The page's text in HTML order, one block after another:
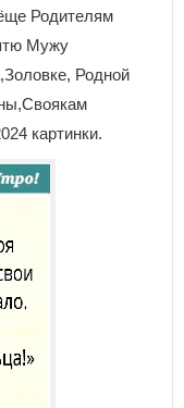
Родителям
Мужу
Родной
картинки.